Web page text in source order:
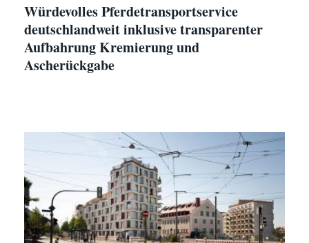
Würdevolles Pferdetransportservice
deutschlandweit inklusive transparenter
Aufbahrung Kremierung und
Ascherückgabe